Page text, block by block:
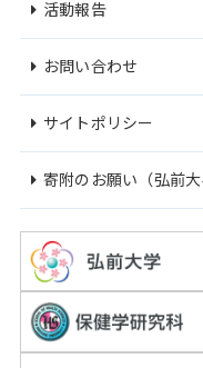
活動報告
お問い合わせ
サイトポリシー
寄附のお願い（弘前